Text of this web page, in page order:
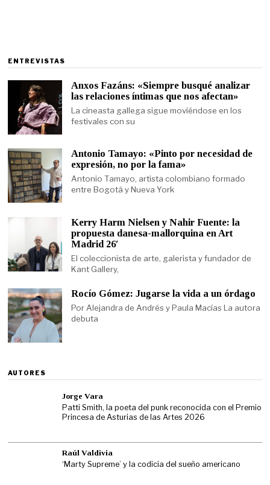
ENTREVISTAS
Anxos Fazáns: «Siempre busqué analizar
las relaciones íntimas que nos afectan»
La cineasta gallega sigue moviéndose en los
festivales con su
Antonio Tamayo: «Pinto por necesidad de
expresión, no por la fama»
Antonio Tamayo, artista colombiano formado
entre Bogotá y Nueva York
Kerry Harm Nielsen y Nahir Fuente: la
propuesta danesa-mallorquina en Art
Madrid 26′
El coleccionista de arte, galerista y fundador de
Kant Gallery,
Rocío Gómez: Jugarse la vida a un órdago
Por Alejandra de Andrés y Paula Macías La autora
debuta
AUTORES
Jorge Vara
Patti Smith, la poeta del punk reconocida con el Premio
Princesa de Asturias de las Artes 2026
Raúl Valdivia
‘Marty Supreme’ y la codicia del sueño americano